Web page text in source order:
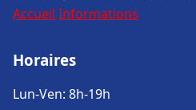
Accueil Informations
Horaires
Lun-Ven: 8h-19h